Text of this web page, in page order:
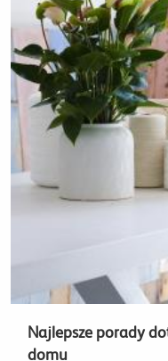
Najlepsze porady
domu